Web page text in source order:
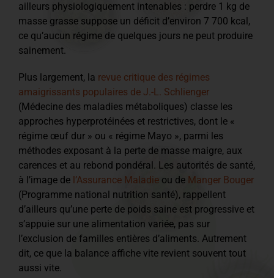
ailleurs physiologiquement intenables : perdre 1 kg de
masse grasse suppose un déficit d’environ 7 700 kcal,
ce qu’aucun régime de quelques jours ne peut produire
sainement.
Plus largement, la revue critique des régimes
amaigrissants populaires de J.-L. Schlienger
(Médecine des maladies métaboliques) classe les
approches hyperprotéinées et restrictives, dont le «
régime œuf dur » ou « régime Mayo », parmi les
méthodes exposant à la perte de masse maigre, aux
carences et au rebond pondéral. Les autorités de santé,
à l’image de l’Assurance Maladie ou de Manger Bouger
(Programme national nutrition santé), rappellent
d’ailleurs qu’une perte de poids saine est progressive et
s’appuie sur une alimentation variée, pas sur
l’exclusion de familles entières d’aliments. Autrement
dit, ce que la balance affiche vite revient souvent tout
aussi vite.